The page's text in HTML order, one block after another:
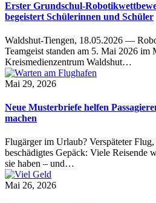
Erster Grundschul-
begeistert Schülerinnen und Schüler
Waldshut-Tiengen, 18.05.2026 —
Teamgeist standen am 5. Mai 2026 im
Kreismedienzentrum Waldshut…
Mai 29, 2026
Neue Musterbriefe helfen
machen
Flugärger im Urlaub? Verspäteter
beschädigtes Gepäck: Viele Reisende
sie haben – und…
Mai 26, 2026